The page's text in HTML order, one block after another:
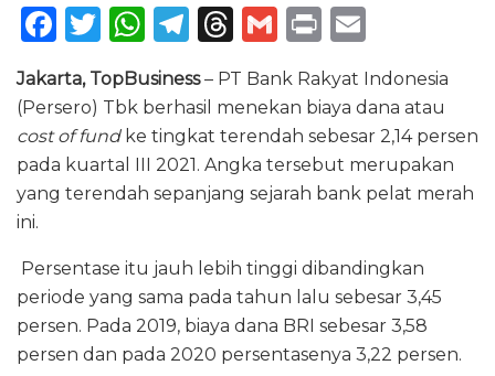
F
c
e
b
o
k
T
w
it
te
r
W
h
a
ts
A
p
T
e
g
ra
m
T
re
a
d
s
G
m
ai
l
P
ri
n
t
m
ai
l
Jakarta, TopBusiness– PT Bank Rakyat Indonesia
(Persero) Tbk berhasil menekan biaya dana atau
cost of fundke tingkat terendah sebesar 2,14 persen
pada kuartal III 2021. Angka tersebut merupakan
yang terendah sepanjang sejarah bank pelat merah
ini.
Persentase itu jauh lebih tinggi dibandingkan
periode yang sama pada tahun lalu sebesar 3,45
persen. Pada 2019, biaya dana BRI sebesar 3,58
persen dan pada 2020 persentasenya 3,22 persen.